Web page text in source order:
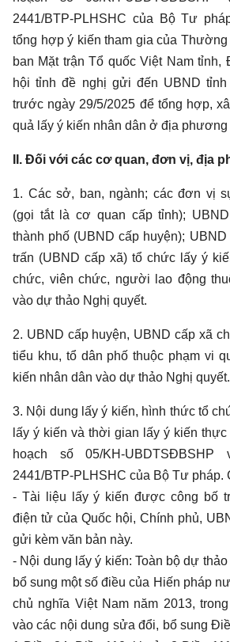
2441/BTP-PLHSHC của Bộ Tư
tổng hợp ý kiến tham gia của
ban Mặt trận Tổ quốc Việt Nam tỉnh,
hội tỉnh đề nghị gửi đến UBND
trước ngày 29/5/2025 để tổng hợp,
quả lấy ý kiến nhân dân ở địa
II. Đối với các cơ quan, đơn vị, địa
1. Các sở, ban, ngành; các đơn vị
(gọi tắt là cơ quan cấp tỉnh);
thành phố (UBND cấp huyện);
trấn (UBND cấp xã) tổ chức lấy ý
chức, viên chức, người lao động
vào dự thảo Nghị quyết.
2. UBND cấp huyện, UBND cấp xã
tiểu khu, tổ dân phố thuộc phạm vi
kiến nhân dân vào dự thảo Nghị quyết.
3. Nội dung lấy ý kiến, hình thức tổ
lấy ý kiến và thời gian lấy ý kiến
hoạch số 05/KH-
2441/BTP-PLHSHC của Bộ Tư pháp.
- Tài liệu lấy ý kiến được công bố
điện tử của Quốc hội, Chính phủ,
gửi kèm văn bản này.
- Nội dung lấy ý kiến: Toàn bộ dự
bổ sung một số điều của Hiến pháp
chủ nghĩa Việt Nam năm 2013,
vào các nội dung sửa đổi, bổ sung